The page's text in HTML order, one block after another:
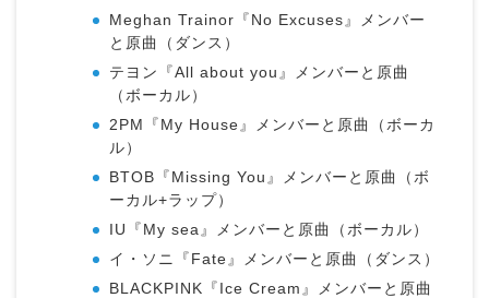
Meghan Trainor『No Excuses』メンバー
と原曲（ダンス）
テヨン『All about you』メンバーと原曲
（ボーカル）
2PM『My House』メンバーと原曲（ボーカ
ル）
BTOB『Missing You』メンバーと原曲（ボ
ーカル+ラップ）
IU『My sea』メンバーと原曲（ボーカル）
イ・ソニ『Fate』メンバーと原曲（ダンス）
BLACKPINK『Ice Cream』メンバーと原曲